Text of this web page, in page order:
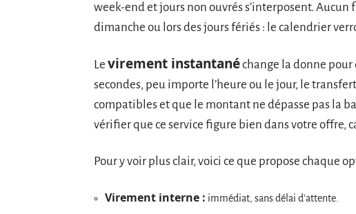
week-end et jours non ouvrés s’interposent.
dimanche ou lors des jours fériés : le calendrier
Le virement instantanéchange la donne pour
secondes, peu importe l’heure ou le jour, le
compatibles et que le montant ne dépasse pas la
vérifier que ce service figure bien dans votre offre,
Pour y voir plus clair, voici ce que propose chaque
Virement interne : immédiat, sans délai d’attente.